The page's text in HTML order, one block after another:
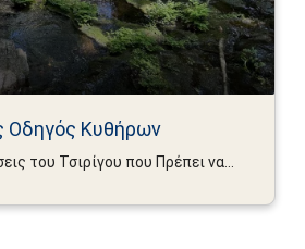
Οδηγός Κυθήρων
του Τσιρίγου που Πρέπει να...